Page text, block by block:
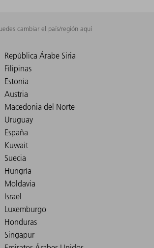
cambiar el país/región aquí